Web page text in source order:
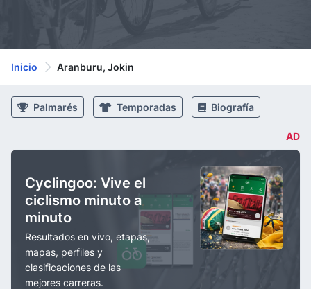
Inicio Aranburu, Jokin
Palmarés Temporadas Biografía
AD
Cyclingoo: Vive el
ciclismo minuto a
minuto
Resultados en vivo, etapas,
mapas, perfiles y
clasificaciones de las
mejores carreras.